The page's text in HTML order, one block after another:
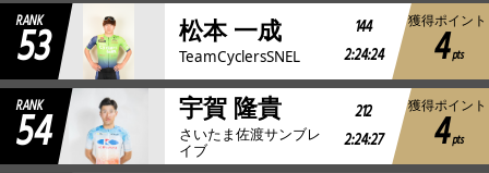
RANK
53 松本 一成
TeamCyclersSNEL
144
2:24:24
獲得ポイント
4 pts
RANK
54 宇賀 隆貴
さいたま佐渡サンブレ
イブ
212
2:24:27
獲得ポイント
4 pts